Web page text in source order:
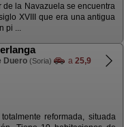
la Navazuela se encuentra
XVIII que era una antigua
pi ...
Duero (Soria) a 25,9
reformada, situada